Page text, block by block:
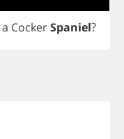
a CockerSpaniel?